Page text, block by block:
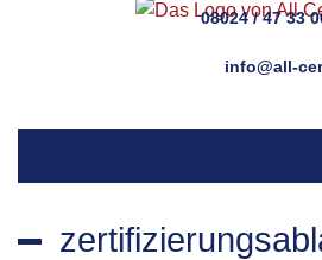
08024 / 47 33
info@all-